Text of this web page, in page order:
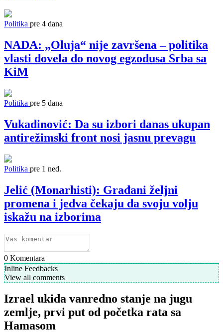
Politika pre 4 dana
NADA: „Oluja“ nije završena – politika
vlasti dovela do novog egzodusa Srba sa
KiM
Politika pre 5 dana
Vukadinović: Da su izbori danas ukupan
antirežimski front nosi jasnu prevagu
Politika pre 1 ned.
Jelić (Monarhisti): Građani željni
promena i jedva čekaju da svoju volju
iskažu na izborima
0 Komentara
Inline Feedbacks
View all comments
Izrael ukida vanredno stanje na jugu
zemlje, prvi put od početka rata sa
Hamasom